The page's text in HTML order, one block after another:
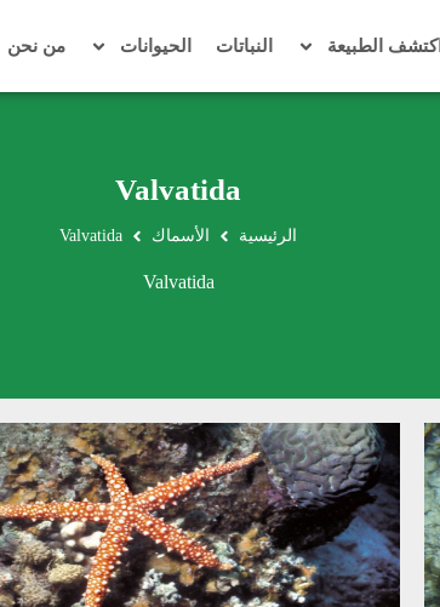
اكتشف الطبيعة النباتات الحيوانات من نحن
Valvatida
الرئيسية الأسماك Valvatida
Valvatida